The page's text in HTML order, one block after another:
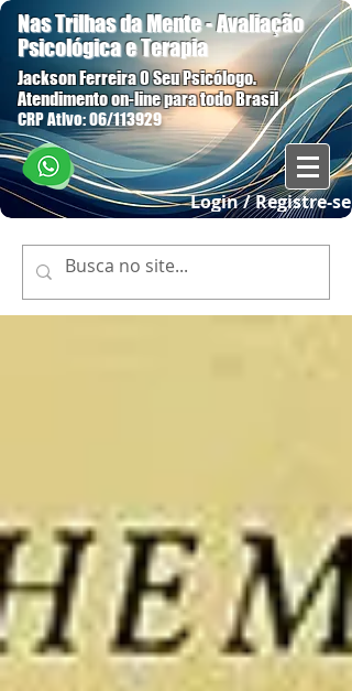
Login / Registre-se
Nas Trilhas da Mente - Avaliação
Psicológica e Terapia
Jackson Ferreira O Seu Psicólogo.
Atendimento on-line para todo Brasil
CRP Ativo: 06/113929